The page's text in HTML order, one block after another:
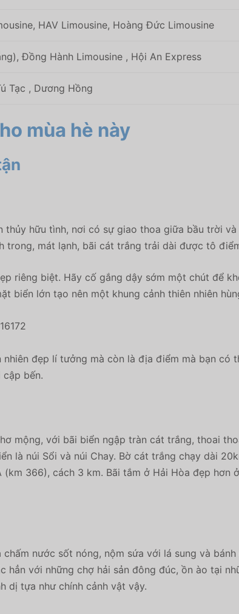
HAV Limousine, Hoàng Đức Limousine
Đồng Hành Limousine , Hội An Express
Tạc , Dương Hồng
mùa hè này
hữu tình, nơi có sự giao thoa giữa bầu trời
mát lạnh, bãi cát trắng trải dài được tô
riêng biệt. Hãy cố gắng dậy sớm một chút để
biển lớn tạo nên một khung cảnh thiên nhiên
đẹp lí tưởng mà còn là địa điểm mà bạn
bến.
mộng, với bãi biển ngập tràn cát trắng, thoai
là núi Sổi và núi Chay. Bờ cát trắng chạy dài
366), cách 3 km. Bãi tắm ở Hải Hòa đẹp hơn
nước sốt nóng, nộm sứa với lá sung và
hẳn với những chợ hải sản đông đúc, ồn ào tại
dị tựa như chính cảnh vật vậy.